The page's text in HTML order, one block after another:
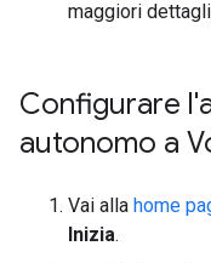
maggiori
Configurare
autonomo a
Vai alla home
Inizia.